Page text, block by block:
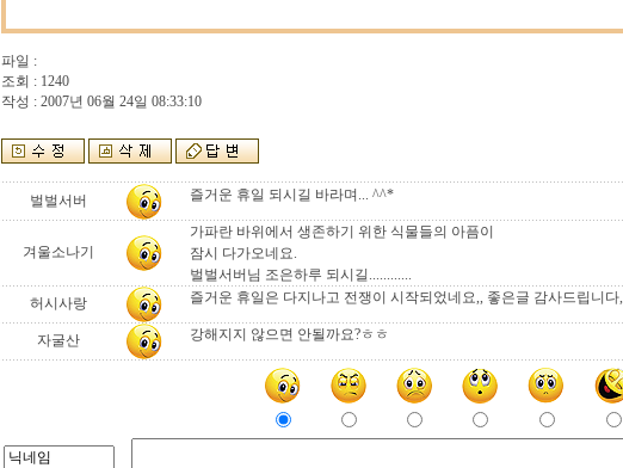
파일 :
조회 : 1240
작성 : 2007년 06월 24일 08:33:10
벌벌서버 즐거운 휴일 되시길 바라며... ^^*
겨울소나기
가파란 바위에서 생존하기 위한 식물들의 아픔이
잠시 다가오네요.
벌벌서버님 조은하루 되시길............
허시사랑 즐거운 휴일은 다지나고 전쟁이 시작되었네요,, 좋은글 감사드립니다,
자굴산 강해지지 않으면 안될까요?ㅎㅎ